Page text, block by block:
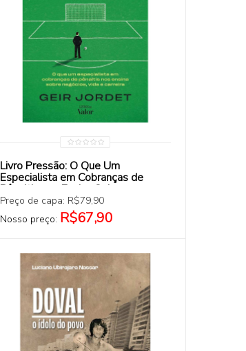
Livro Pressão: O Que Um
Especialista em Cobranças de
Pênaltis nos Ensina Sobre
Negócios, Vida e Carreira
Preço de capa: R$79,90
Nosso preço: R$67,90
COMPRAR